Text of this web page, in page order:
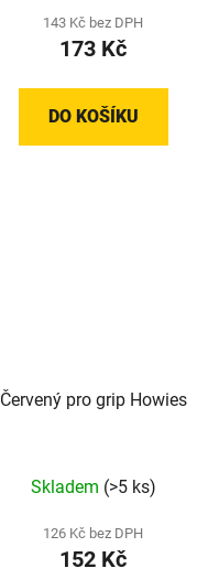
produktu
je
z
143 Kč bez DPH
173 Kč
DO KOŠÍKU
Červený pro grip Howies
hodnocení
produktu
je
Skladem (>5 ks)
126 Kč bez DPH
152 Kč